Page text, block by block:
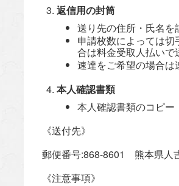
返信用の封筒
送り先の住所・氏名を
申請枚数によっては
合は料金受取人払いで
速達をご希望の場合
本人確認書類
本人確認書類のコピ
《送付先》
郵便番号:868-8601 熊本県人
《注意事項》